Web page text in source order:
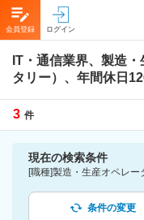
会員登録 ログイン
IT・通信業界、製造
タリー）、年間休日
3 件
現在の検索条件
条件の変更